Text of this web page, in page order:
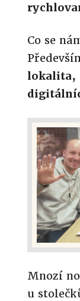
Co se
lokalita,
Mnozí
u